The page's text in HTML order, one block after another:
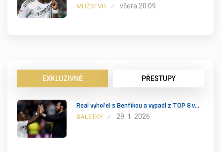
MUŽSTVO včera 20:09
EXKLUZIVNĚ PŘESTUPY
Real vyhořel s Benfikou a vypadl z TOP 8 v…
BALETKY 29. 1. 2026